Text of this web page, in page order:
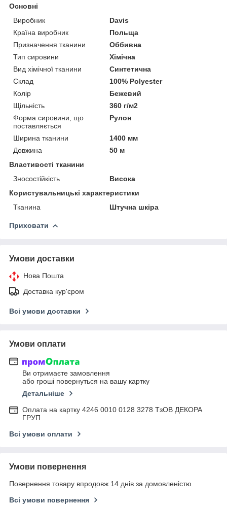
Основні
Виробник
Davis
Країна виробник
Польща
Призначення тканини
Оббивна
Тип сировини
Хімічна
Вид хімічної тканини
Синтетична
Склад
100% Polyester
Колір
Бежевий
Щільність
360 г/м2
Форма сировини, що
поставляється
Рулон
Ширина тканини
1400 мм
Довжина
50 м
Властивості тканини
Зносостійкість
Висока
Користувальницькі характеристики
Тканина
Штучна шкіра
Приховати
Умови доставки
Нова Пошта
Доставка кур'єром
Всі умови доставки
Умови оплати
Ви отримаєте замовлення
або гроші повернуться на вашу картку
Детальніше
Оплата на картку 4246 0010 0128 3278 ТзОВ ДЕКОРА
ГРУП
Всі умови оплати
Умови повернення
Повернення товару впродовж 14 днів за домовленістю
Всі умови повернення